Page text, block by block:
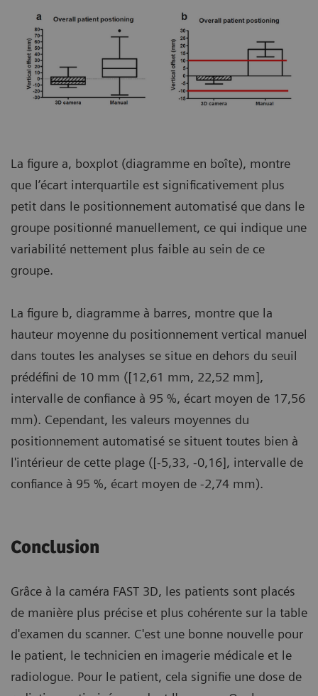
La figure a, boxplot (diagramme en boîte), montre
que l’écart interquartile est significativement plus
petit dans le positionnement automatisé que dans le
groupe positionné manuellement, ce qui indique une
variabilité nettement plus faible au sein de ce
groupe.
La figure b, diagramme à barres, montre que la
hauteur moyenne du positionnement vertical manuel
dans toutes les analyses se situe en dehors du seuil
prédéfini de 10 mm ([12,61 mm, 22,52 mm],
intervalle de confiance à 95 %, écart moyen de 17,56
mm). Cependant, les valeurs moyennes du
positionnement automatisé se situent toutes bien à
l'intérieur de cette plage ([-5,33, -0,16], intervalle de
confiance à 95 %, écart moyen de -2,74 mm).
Conclusion
Grâce à la caméra FAST 3D, les patients sont placés
de manière plus précise et plus cohérente sur la table
d'examen du scanner. C'est une bonne nouvelle pour
le patient, le technicien en imagerie médicale et le
radiologue. Pour le patient, cela signifie une dose de